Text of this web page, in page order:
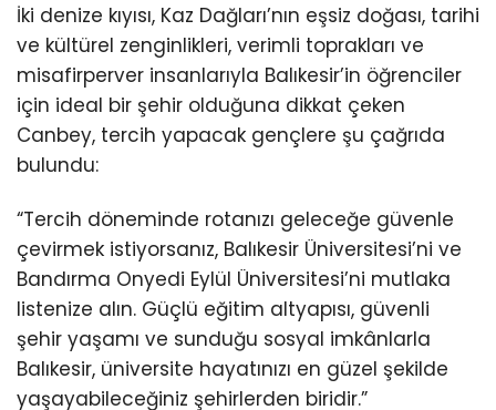
İki denize kıyısı, Kaz Dağları’nın eşsiz doğası, tarihi
ve kültürel zenginlikleri, verimli toprakları ve
misafirperver insanlarıyla Balıkesir’in öğrenciler
için ideal bir şehir olduğuna dikkat çeken
Canbey, tercih yapacak gençlere şu çağrıda
bulundu:
“Tercih döneminde rotanızı geleceğe güvenle
çevirmek istiyorsanız, Balıkesir Üniversitesi’ni ve
Bandırma Onyedi Eylül Üniversitesi’ni mutlaka
listenize alın. Güçlü eğitim altyapısı, güvenli
şehir yaşamı ve sunduğu sosyal imkânlarla
Balıkesir, üniversite hayatınızı en güzel şekilde
yaşayabileceğiniz şehirlerden biridir.”